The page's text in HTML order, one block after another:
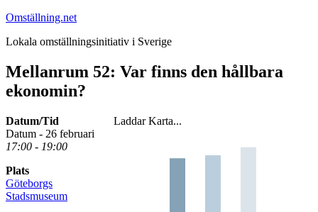
Hoppa
innehåll
Omställning.net
Lokala omställningsinitiativ i Sverige
Mellanrum 52: Var finns den hållbara
ekonomin?
Laddar Karta...
Datum/Tid
Datum - 26 februari
17:00 - 19:00
Plats
Göteborgs
Stadsmuseum